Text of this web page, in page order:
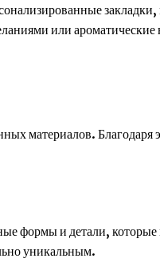
или
материалов.
формы и детали,
уникальным.